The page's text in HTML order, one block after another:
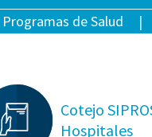
Programas de Salud
Cotejo
Hospitales